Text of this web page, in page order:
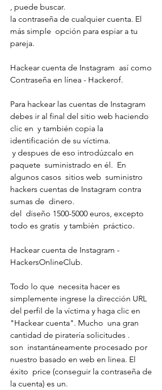
, puede buscar.
la contraseña de cualquier cuenta. El
más simple  opción para espiar a tu
pareja.
Hackear cuenta de Instagram  así como
Contraseña en línea - Hackerof.
Para hackear las cuentas de Instagram
debes ir al final del sitio web haciendo
clic en  y también copia la
identificación de su víctima.
paquete  suministrado en él.  En
algunos casos  sitios web  suministro
hackers cuentas de Instagram contra
sumas de  dinero.
del  diseño 1500-5000 euros, excepto
todo es gratis  y también  práctico.
Hackear cuenta de Instagram -
HackersOnlineClub.
Todo lo que  necesita hacer es
simplemente ingrese la dirección URL
del perfil de la víctima y haga clic en
"Hackear cuenta". Mucho  una gran
cantidad de piratería solicitudes .
son  instantáneamente procesado por
nuestro basado en web en linea. El
éxito  price (conseguir la contraseña de
la cuenta) es un.